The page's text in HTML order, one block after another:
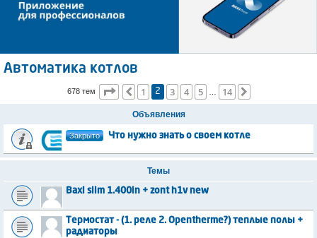
Автоматика котлов
678 тем Страница из14
Пред.
1 2 3 4 5 14
Объявления
Закрыто Что нужно знать о своем котле
Темы
Baxi slim 1.400in + zont h1v new
Термостат - (1. реле 2. Opentherme?) теплые полы +
радиаторы